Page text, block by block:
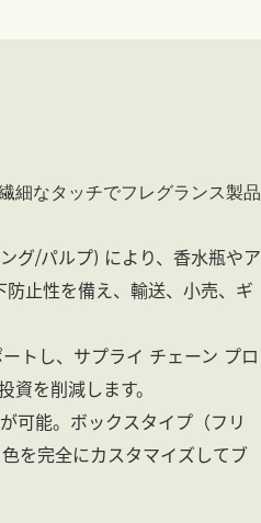
細なタッチでフレグランス製品
グ/パルプ) により、香水瓶やア
止性を備え、輸送、小売、ギ
トし、サプライ チェーン プロ
を削減します。
可能。ボックスタイプ（フリ
を完全にカスタマイズしてブ